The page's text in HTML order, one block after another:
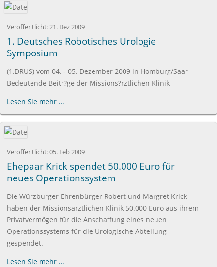
Veröffentlicht:21. Dez 2009
1. Deutsches Robotisches Urologie
Symposium
(1.DRUS) vom 04. - 05. Dezember 2009 in Homburg/Saar
Bedeutende Beitr?ge der Missions?rztlichen Klinik
Lesen Sie mehr ...
Veröffentlicht:05. Feb 2009
Ehepaar Krick spendet 50.000 Euro für
neues Operationssystem
Die Würzburger Ehrenbürger Robert und Margret Krick
haben der Missionsärztlichen Klinik 50.000 Euro aus ihrem
Privatvermögen für die Anschaffung eines neuen
Operationssystems für die Urologische Abteilung
gespendet.
Lesen Sie mehr ...